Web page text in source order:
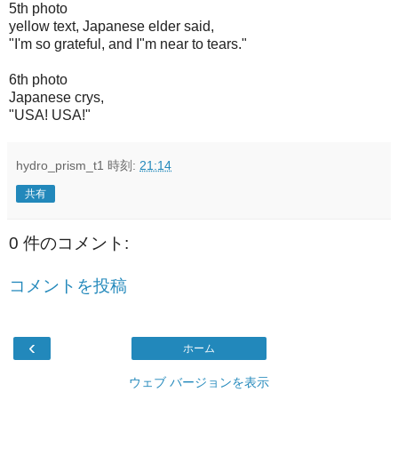
5th photo
yellow text, Japanese elder said,
"I'm so grateful, and I"m near to tears."
6th photo
Japanese crys,
"USA! USA!"
hydro_prism_t1 時刻: 21:14
共有
0 件のコメント:
コメントを投稿
‹ ホーム
ウェブ バージョンを表示